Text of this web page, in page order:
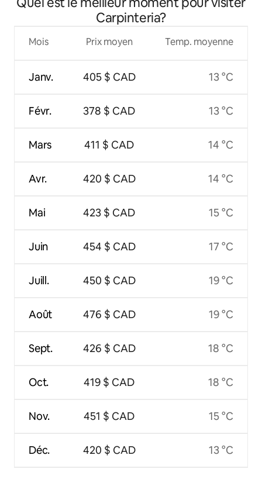
Carpinteria?
Mois
Janv.
Févr.
Mars
Avr.
Mai
Juin
Juill.
Août
Sept.
Oct.
Nov.
Déc.
Prix moyen
405 $ CAD
378 $ CAD
411 $ CAD
420 $ CAD
423 $ CAD
454 $ CAD
450 $ CAD
476 $ CAD
426 $ CAD
419 $ CAD
451 $ CAD
420 $ CAD
Temp. moyenne
13 °C
13 °C
14 °C
14 °C
15 °C
17 °C
19 °C
19 °C
18 °C
18 °C
15 °C
13 °C